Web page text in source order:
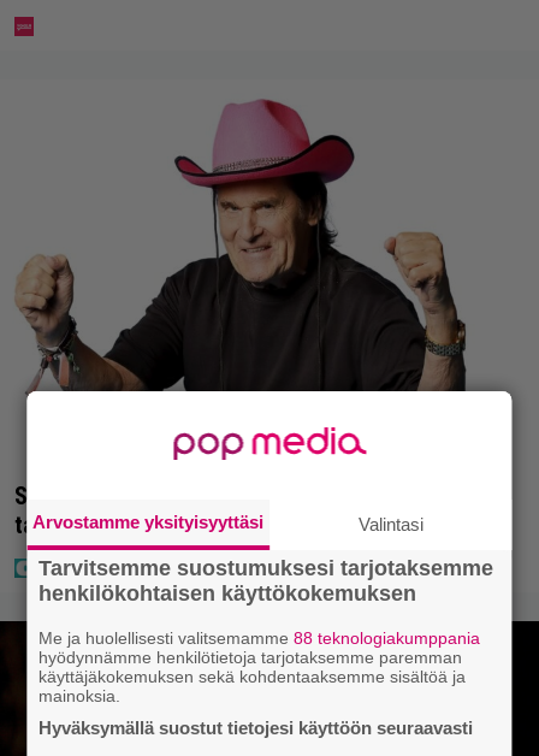
Seiska: Laulaja Frederik lyttäsi Eput – johan oli
taas kielen käyttöä
Arvostamme yksityisyyttäsi Valintasi
Tarvitsemme suostumuksesi tarjotaksemme
henkilökohtaisen käyttökokemuksen
Me ja huolellisesti valitsemamme88 teknologiakumppania
hyödynnämme henkilötietoja tarjotaksemme paremman
käyttäjäkokemuksen sekä kohdentaaksemme sisältöä ja
mainoksia.
Hyväksymällä suostut tietojesi käyttöön seuraavasti